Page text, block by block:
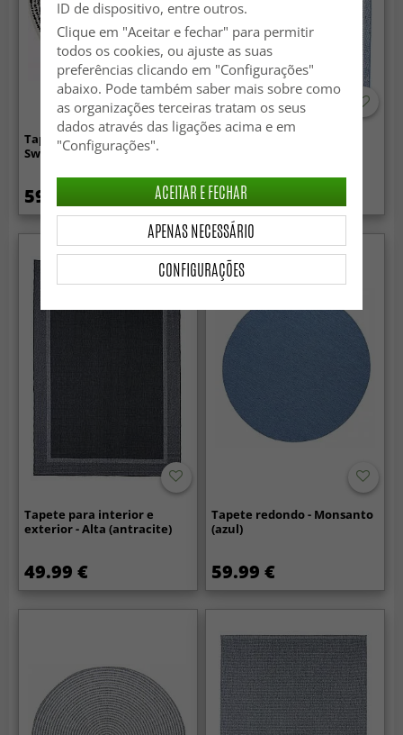
Tapete redondo - Brussels
Swirl (preto)
59.99 € 49.99 €
Tapete para interior e
exterior - Alta (antracite)
49.99 €
Tapete redondo - Monsanto
(azul)
59.99 €
ID de dispositivo, entre outros.
Clique em "Aceitar e fechar" para permitir
todos os cookies, ou ajuste as suas
preferências clicando em "Configurações"
abaixo. Pode também saber mais sobre como
as organizações terceiras tratam os seus
dados através das ligações acima e em
"Configurações".
CONFIGURAÇÕES
APENAS NECESSÁRIO
ACEITAR E FECHAR